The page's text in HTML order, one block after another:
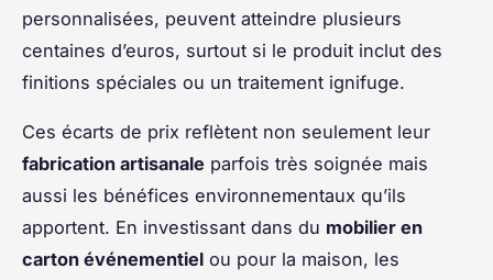
personnalisées, peuvent atteindre plusieurs
centaines d’euros, surtout si le produit inclut des
finitions spéciales ou un traitement ignifuge.
Ces écarts de prix reflètent non seulement leur
fabrication artisanale parfois très soignée mais
aussi les bénéfices environnementaux qu’ils
apportent. En investissant dans du mobilier en
carton événementiel ou pour la maison, les